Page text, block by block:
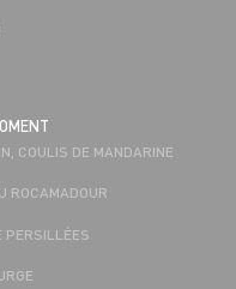
COULIS DE MANDARINE
ROCAMADOUR
PERSILLÉES